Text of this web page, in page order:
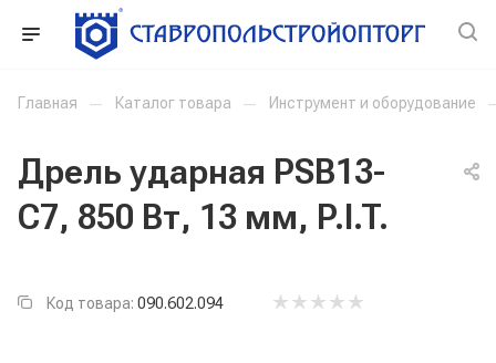
Главная — Каталог товара — Инструмент и оборудование
Дрель ударная PSB13-
C7, 850 Вт, 13 мм, P.I.T.
Код товара: 090.602.094